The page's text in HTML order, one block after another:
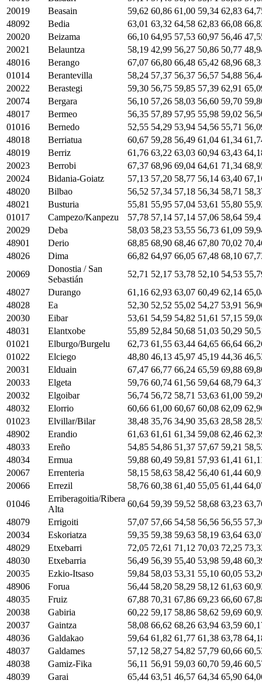
20019
Beasain 59,62 60,86 61,00 59,34 62,83
48092
Bedia 63,01 63,32 64,58 62,83 66,08
20020
Beizama 66,10 64,95 57,53 60,97 56,46
20021
Belauntza 58,19 42,99 56,27 50,86 50,77
48016
Berango 67,07 66,80 66,48 65,42 68,96
01014
Berantevilla 58,24 57,37 56,37 56,57 54,88
20022
Berastegi 59,30 56,75 59,85 57,39 62,91
20074
Bergara 56,10 57,26 58,03 56,60 59,70
48017
Bermeo 56,35 57,89 57,95 55,98 59,02
01016
Bernedo 52,55 54,29 53,94 54,56 55,71
48018
Berriatua 60,67 59,28 56,49 61,04 61,34
48019
Berriz 61,76 63,22 63,03 60,94 63,43
20023
Berrobi 67,37 68,96 69,04 64,61 71,34
20024
Bidania-Goiatz 57,13 57,20 58,77 56,14 63,40
48020
Bilbao 56,52 57,34 57,18 56,34 58,71
48021
Busturia 55,81 55,95 57,04 53,61 55,80
01017
Campezo/Kanpezu 57,78 57,14 57,14 57,06 58,64
20029
Deba 58,03 58,23 53,55 56,73 61,09
48901
Derio 68,85 68,90 68,46 67,80 70,02
48026
Dima 66,82 64,97 66,05 67,48 68,10
20069
Donostia / San
Sebastián
52,71 52,17 53,78 52,10 54,53
48027
Durango 61,16 62,93 63,07 60,49 62,14
48028
Ea 52,30 52,52 55,02 54,27 53,91
20030
Eibar 53,61 54,59 54,82 51,61 57,15
48031
Elantxobe 55,89 52,84 50,68 51,03 50,29
01021
Elburgo/Burgelu 62,73 61,55 63,44 64,65 66,64
01022
Elciego 48,80 46,13 45,97 45,19 44,36
20031
Elduain 67,47 66,77 66,24 65,59 69,88
20033
Elgeta 59,76 60,74 61,56 59,64 68,79
20032
Elgoibar 56,74 56,72 58,71 53,63 61,00
48032
Elorrio 60,66 61,00 60,67 60,08 62,09
01023
Elvillar/Bilar 38,48 35,76 34,90 35,63 28,58
48902
Erandio 61,63 61,61 61,34 59,08 62,46
48033
Ereño 54,85 54,86 51,37 57,67 59,21
48034
Ermua 59,88 60,49 59,81 57,93 61,41
20067
Errenteria 58,15 58,63 58,42 56,40 61,44
20066
Errezil 58,76 60,38 61,40 55,05 61,44
01046
Erriberagoitia/Ribera
Alta
60,64 59,39 59,52 58,68 63,23
48079
Errigoiti 57,07 57,66 54,58 56,56 56,55
20034
Eskoriatza 59,35 59,38 59,63 58,19 63,64
48029
Etxebarri 72,05 72,61 71,12 70,03 72,25
48030
Etxebarria 56,49 56,39 55,40 53,98 59,48
20035
Ezkio-Itsaso 59,84 58,03 53,31 55,10 60,05
48906
Forua 56,44 58,20 58,29 58,12 61,63
48035
Fruiz 67,88 70,31 67,86 69,23 66,60
20038
Gabiria 60,22 59,17 58,86 58,62 59,69
20037
Gaintza 58,08 66,62 68,26 63,94 63,59
48036
Galdakao 59,64 61,82 61,77 61,38 63,78
48037
Galdames 57,12 58,27 54,82 57,79 60,66
48038
Gamiz-Fika 56,11 56,91 59,03 60,70 59,46
48039
Garai 65,44 63,51 46,57 64,34 65,90